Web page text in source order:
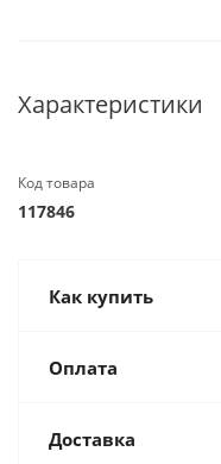
Характеристики
Код товара
117846
Как купить
Оплата
Доставка